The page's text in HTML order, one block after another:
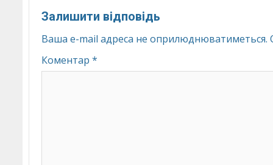
Залишити відповідь
Ваша e-mail адреса не оприлюднюватиметься.
Коментар *